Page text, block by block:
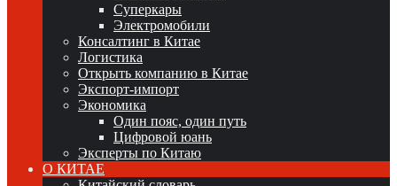
Суперкары
Электромобили
Консалтинг в Китае
Логистика
Открыть компанию в Китае
Экспорт-импорт
Экономика
Один пояс, один путь
Цифровой юань
Эксперты по Китаю
О КИТАЕ